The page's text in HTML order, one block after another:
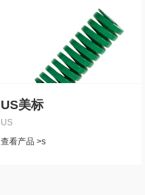
US美标
US
查看产品 >s